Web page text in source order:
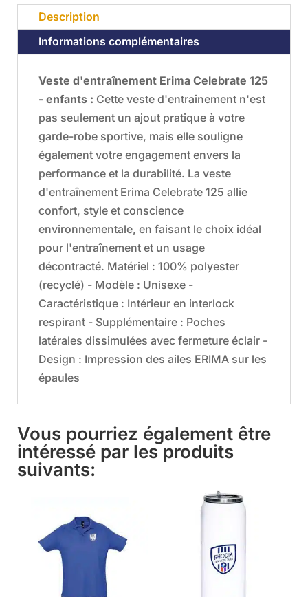
Celebrate
Enfant
RHODIA
Description
Informations complémentaires
Veste d'entraînement Erima Celebrate 125
- enfants : Cette veste d'entraînement n'est
pas seulement un ajout pratique à votre
garde-robe sportive, mais elle souligne
également votre engagement envers la
performance et la durabilité. La veste
d'entraînement Erima Celebrate 125 allie
confort, style et conscience
environnementale, en faisant le choix idéal
pour l'entraînement et un usage
décontracté. Matériel : 100% polyester
(recyclé) - Modèle : Unisexe -
Caractéristique : Intérieur en interlock
respirant - Supplémentaire : Poches
latérales dissimulées avec fermeture éclair -
Design : Impression des ailes ERIMA sur les
épaules
Vous pourriez également être
intéressé par les produits
suivants: